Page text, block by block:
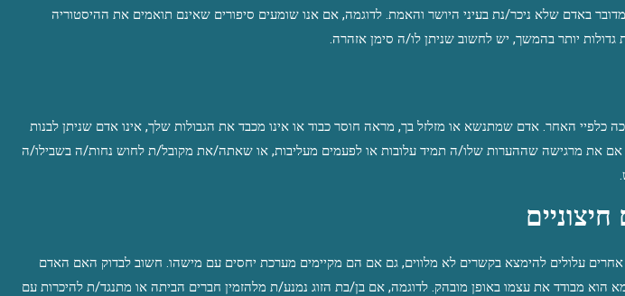
באדם שלא ניכר/נת בעיני היושר והאמת. לדוגמה, אם אנו שומעים סיפורים שאינם תואמים את ההיסטוריה
יותר בהמשך, יש לחשוב שניתן לו/ה סימן אזהרה.
כלפיי האחר. אדם שמתנשא או מזלזל בך, מראה חוסר כבוד או אינו מכבד את הגבולות שלך, אינו אדם שניתן לבנות
אם את מרגישה שההערות שלו/ה תמיד עלובות או לפעמים מעליבות, או שאתה/את מקובל/ת לחוש נחות/ה בשבילו/ה
עלולים להימצא בקשרים לא מלווים, גם אם הם מקיימים מערכת יחסים עם מישהו. חשוב לבדוק האם האדם
הוא מבודד את עצמו באופן מובהק. לדוגמה, אם בן/בת הזוג נמנע/ת מלהזמין חברים הביתה או מתנגד/ת להיכרות עם